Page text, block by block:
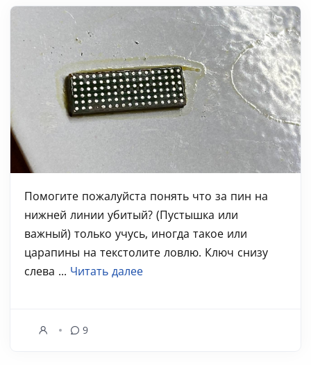
Помогите пожалуйста понять что за пин на
нижней линии убитый? (Пустышка или
важный) только учусь, иногда такое или
царапины на текстолите ловлю. Ключ снизу
слева ... Читать далее
9